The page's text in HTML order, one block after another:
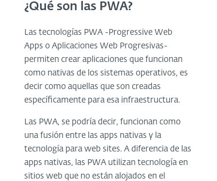
¿Qué son las PWA?
Las tecnologías PWA -Progressive Web
Apps o Aplicaciones Web Progresivas-
permiten crear aplicaciones que funcionan
como nativas de los sistemas operativos, es
decir como aquellas que son creadas
específicamente para esa infraestructura.
Las PWA, se podría decir, funcionan como
una fusión entre las apps nativas y la
tecnología para web sites. A diferencia de las
apps nativas, las PWA utilizan tecnología en
sitios web que no están alojados en el